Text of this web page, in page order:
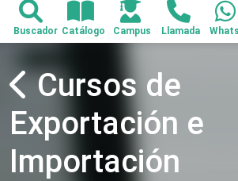
Cursos de
Exportación e
Importación